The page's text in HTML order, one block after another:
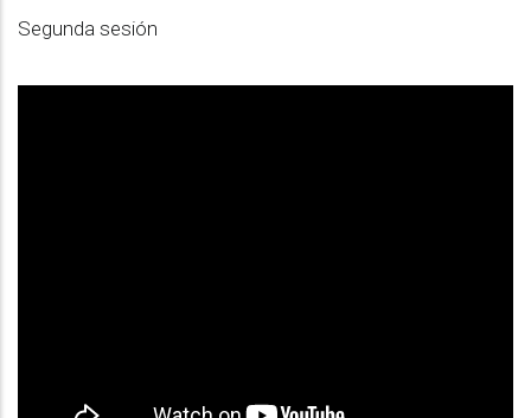
Segunda sesión